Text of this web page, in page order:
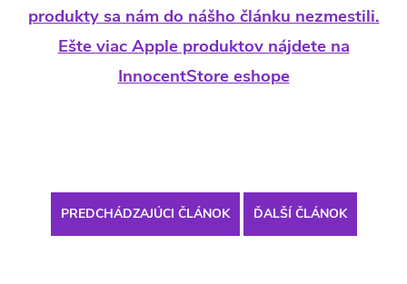
produkty sa nám do nášho článku nezmestili.
Ešte viac Apple produktov nájdete na
InnocentStore eshope
PREDCHÁDZAJÚCI ČLÁNOK ĎALŠÍ ČLÁNOK